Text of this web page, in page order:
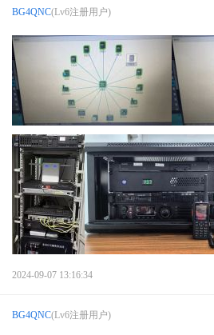
新人报到 请求激活 字母改为大写
test
AVRT4 DIGI 不轉發
AS-158海岛编号的诞生
月坨岛登上IOTA海岛名单始末
BG4QNC(Lv6注册用户)
2024-09-07 13:16:34
BG4QNC(Lv6注册用户)